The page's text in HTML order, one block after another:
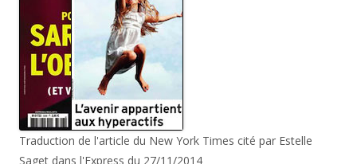
Traduction de l'article du New York Times cité par Estelle
Saget dans l'Express du 27/11/2014